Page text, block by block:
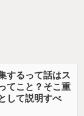
するって話はス
てこと？そこ重
して説明すべ